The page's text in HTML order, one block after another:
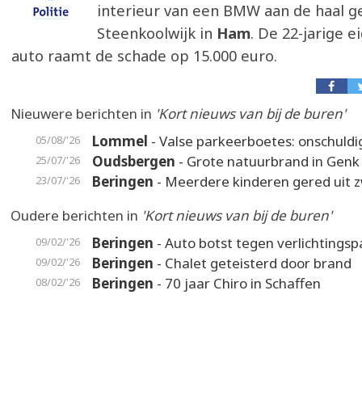
interieur van een BMW aan de haal
Steenkoolwijk in Ham. De 22-jarige
auto raamt de schade op 15.000 euro.
Nieuwere berichten in 'Kort nieuws van bij de buren'
05/08/'26 Lommel - Valse parkeerboetes:
25/07/'26 Oudsbergen - Grote natuurbrand in Genk
23/07/'26 Beringen - Meerdere kinderen gered uit
Oudere berichten in 'Kort nieuws van bij de buren'
09/02/'26 Beringen - Auto botst tegen
09/02/'26 Beringen - Chalet geteisterd door brand
08/02/'26 Beringen - 70 jaar Chiro in Schaffen